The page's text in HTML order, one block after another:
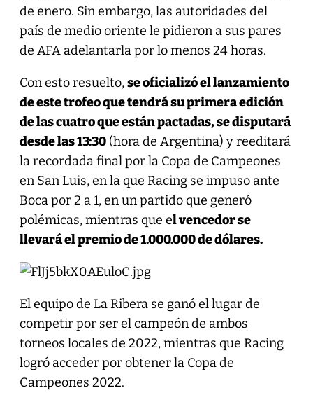
de enero. Sin embargo, las autoridades del
país de medio oriente le pidieron a sus pares
de AFA adelantarla por lo menos 24 horas.
Con esto resuelto,se oficializó el lanzamiento
de este trofeo que tendrá su primera edición
de las cuatro que están pactadas, se disputará
desde las 13:30(hora de Argentina) y reeditará
la recordada final por la Copa de Campeones
en San Luis, en la que Racing se impuso ante
Boca por 2 a 1, en un partido que generó
polémicas, mientras que el vencedor se
llevará el premio de 1.000.000 de dólares.
El equipo de La Ribera se ganó el lugar de
competir por ser el campeón de ambos
torneos locales de 2022, mientras que Racing
logró acceder por obtener la Copa de
Campeones 2022.